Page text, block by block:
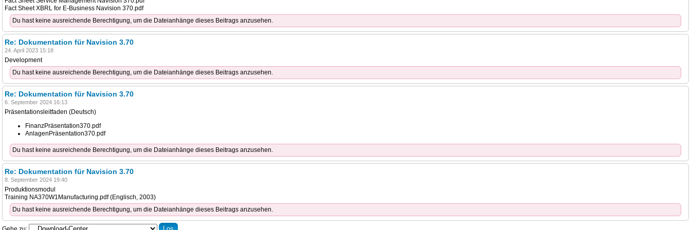
Fact Sheet XBRL for E-Business Navision 370.pdf
Du hast keine ausreichende Berechtigung, um die Dateianhänge dieses Beitrags anzusehen.
Re: Dokumentation für Navision 3.70
24. April 2023 15:18
Development
Du hast keine ausreichende Berechtigung, um die Dateianhänge dieses Beitrags anzusehen.
Re: Dokumentation für Navision 3.70
6. September 2024 16:13
Präsentationsleitfaden (Deutsch)
FinanzPräsentation370.pdf
AnlagenPräsentation370.pdf
Du hast keine ausreichende Berechtigung, um die Dateianhänge dieses Beitrags anzusehen.
Re: Dokumentation für Navision 3.70
8. September 2024 19:40
Produktionsmodul
Training NA370W1Manufacturing.pdf (Englisch, 2003)
Du hast keine ausreichende Berechtigung, um die Dateianhänge dieses Beitrags anzusehen.